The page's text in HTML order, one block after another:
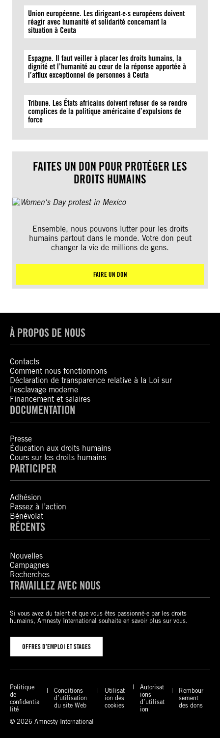
Union européenne. Les dirigeant·e·s européens doivent
réagir avec humanité et solidarité concernant la
situation à Ceuta
Espagne. Il faut veiller à placer les droits humains, la
dignité et l’humanité au cœur de la réponse apportée à
l’afflux exceptionnel de personnes à Ceuta
Tribune. Les États africains doivent refuser de se rendre
complices de la politique américaine d’expulsions de
force
FAITES UN DON POUR PROTÉGER LES
DROITS HUMAINS
Ensemble, nous pouvons lutter pour les droits
humains partout dans le monde. Votre don peut
changer la vie de millions de gens.
FAIRE UN DON
À PROPOS DE NOUS
Contacts
Comment nous fonctionnons
Déclaration de transparence relative à la Loi sur
l’esclavage moderne
Financement et salaires
DOCUMENTATION
Presse
Éducation aux droits humains
Cours sur les droits humains
PARTICIPER
Adhésion
Passez à l’action
Bénévolat
RÉCENTS
Nouvelles
Campagnes
Recherches
TRAVAILLEZ AVEC NOUS
Si vous avez du talent et que vous êtes passionné-e par les droits
humains, Amnesty International souhaite en savoir plus sur vous.
OFFRES D’EMPLOI ET STAGES
Politique
de
confidentia
lité
Conditions
d’utilisation
du site Web
Utilisat
ion des
cookies
Autorisat
ions
d’utilisat
ion
Rembour
sement
des dons
© 2026 Amnesty International